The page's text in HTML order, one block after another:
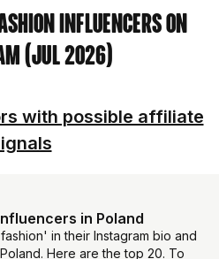
Influencers on
(Jul 2026)
with possible affiliate
in Poland
in their Instagram bio and
Here are the top 20. To